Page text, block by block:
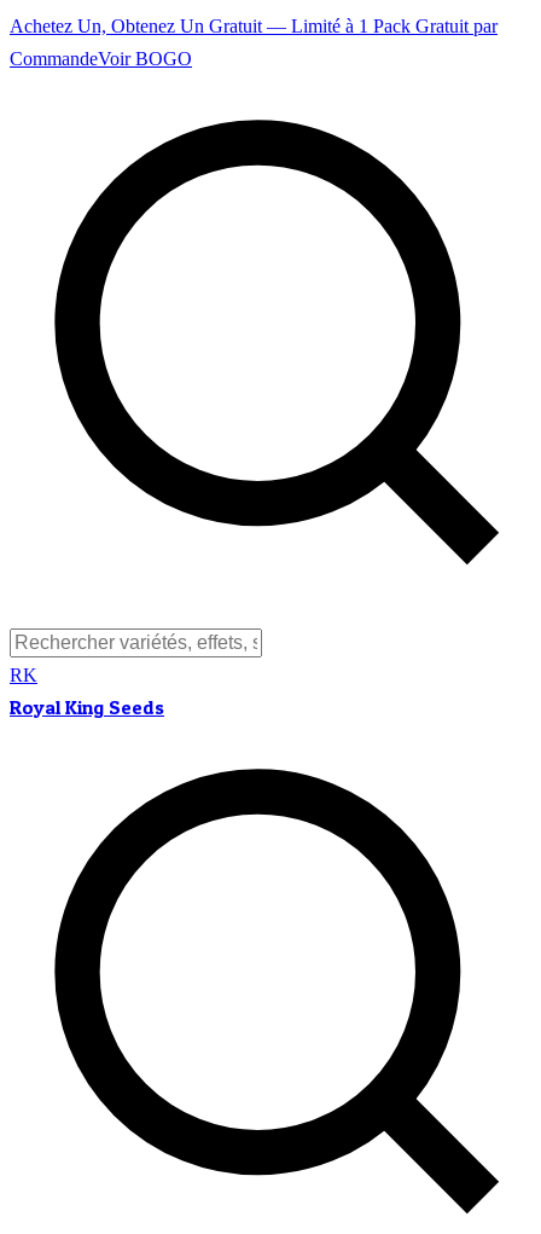
Achetez Un, Obtenez Un Gratuit — Limité à 1 Pack Gratuit par
CommandeVoir BOGO
RK
Royal King Seeds